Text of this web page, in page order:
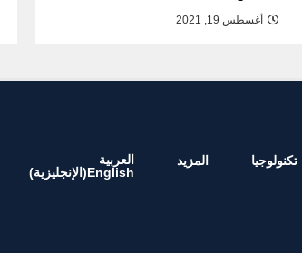
أغسطس 19, 2021
تكنولوجيا المزيد
العربية
English
( الإنجليزية)